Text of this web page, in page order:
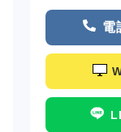
電